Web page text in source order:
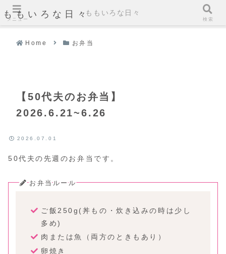
ももいろな日々
Home お弁当
【50代夫のお弁当】
2026.6.21~6.26
2026.07.01
50代夫の先週のお弁当です。
お弁当ルール
ご飯250g(丼もの・炊き込みの時は少し
多め)
肉または魚（両方のときもあり）
卵焼き
メニュー
ももいろな日々
検索